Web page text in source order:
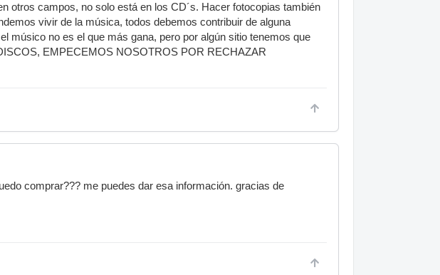
otros campos, no solo está en los CD´s. Hacer fotocopias también
vivir de la música, todos debemos contribuir de alguna
músico no es el que más gana, pero por algún sitio tenemos que
EMPECEMOS NOSOTROS POR RECHAZAR
comprar??? me puedes dar esa información. gracias de